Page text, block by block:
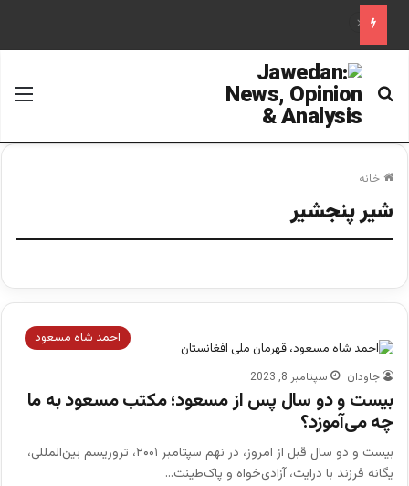
فرقه تبهکاران اسلامی
جستجو برای
خانه
شیر پنجشیر
احمد شاه مسعود
جاودان سپتامبر 8, 2023
بیست و دو سال پس از مسعود؛ مکتب مسعود به ما
چه می‌آموزد؟
بیست و دو سال قبل از امروز، در نهم سپتامبر ۲۰۰۱، تروریسم بین‌المللی،
یگانه فرزند با درایت، آزادی‌خواه و پاک‌طینت…